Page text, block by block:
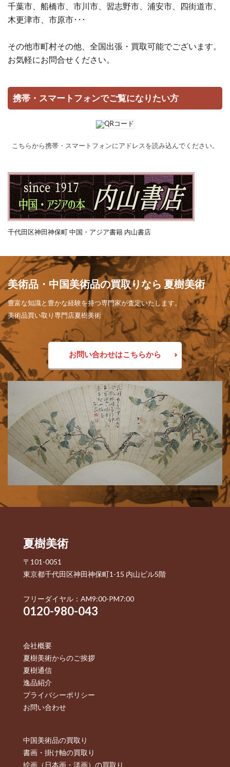
千葉市、船橋市、市川市、習志野市、浦安市、四街道市、
木更津市、市原市･･･
その他市町村その他、全国出張・買取可能でございます。
お気軽にお問合せください。
携帯・スマートフォンでご覧になりたい方
こちらから携帯・スマートフォンにアドレスを読み込んでください。
千代田区神田神保町 中国・アジア書籍 内山書店
美術品・中国美術品の買取りなら 夏樹美術
豊富な知識と豊かな経験を持つ専門家が査定いたします。
美術品買い取り専門店夏樹美術
お問い合わせはこちらから
夏樹美術
〒101-0051
東京都千代田区神田神保町1-15 内山ビル5階
フリーダイヤル：AM9:00-PM7:00
0120-980-043
会社概要
夏樹美術からのご挨拶
夏樹通信
逸品紹介
プライバシーポリシー
お問い合わせ
中国美術品の買取り
書画・掛け軸の買取り
絵画（日本画・洋画）の買取り